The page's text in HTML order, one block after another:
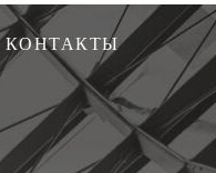
КОНТАКТЫ